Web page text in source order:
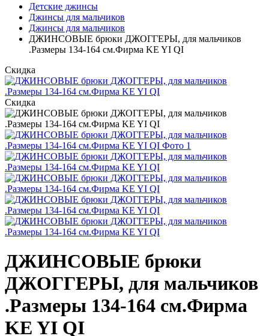
Детские джинсы
Джинсы для мальчиков
Джинсы для мальчиков
ДЖИНСОВЫЕ брюки ДЖОГГЕРЫ, для мальчиков
.Размеры 134-164 см.Фирма KE YI QI
Скидка
Скидка
ДЖИНСОВЫЕ брюки
ДЖОГГЕРЫ, для мальчиков
.Размеры 134-164 см.Фирма
KE YI QI